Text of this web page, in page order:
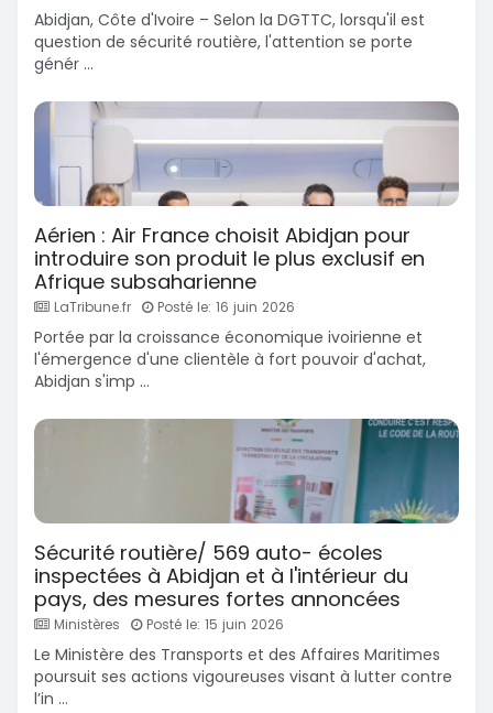
Abidjan, Côte d'Ivoire – Selon la DGTTC, lorsqu'il est
question de sécurité routière, l'attention se porte
génér ...
Aérien : Air France choisit Abidjan pour
introduire son produit le plus exclusif en
Afrique subsaharienne
LaTribune.fr Posté le: 16 juin 2026
Portée par la croissance économique ivoirienne et
l'émergence d'une clientèle à fort pouvoir d'achat,
Abidjan s'imp ...
Sécurité routière/ 569 auto- écoles
inspectées à Abidjan et à l'intérieur du
pays, des mesures fortes annoncées
Ministères Posté le: 15 juin 2026
Le Ministère des Transports et des Affaires Maritimes
poursuit ses actions vigoureuses visant à lutter contre
l’in ...